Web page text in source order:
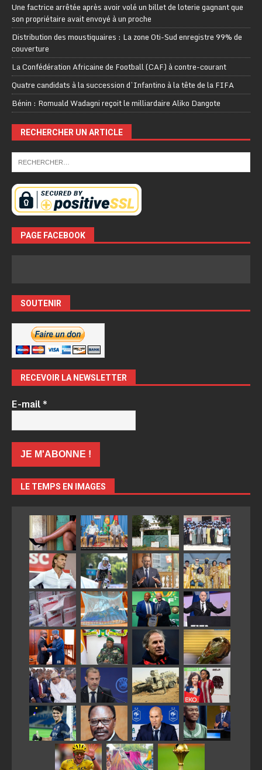
Une factrice arrêtée après avoir volé un billet de loterie gagnant que
son propriétaire avait envoyé à un proche
Distribution des moustiquaires : La zone Oti-Sud enregistre 99% de
couverture
La Confédération Africaine de Football (CAF) à contre-courant
Quatre candidats à la succession d’Infantino à la tête de la FIFA
Bénin : Romuald Wadagni reçoit le milliardaire Aliko Dangote
RECHERCHER UN ARTICLE
PAGE FACEBOOK
SOUTENIR
RECEVOIR LA NEWSLETTER
E-mail*
LE TEMPS EN IMAGES